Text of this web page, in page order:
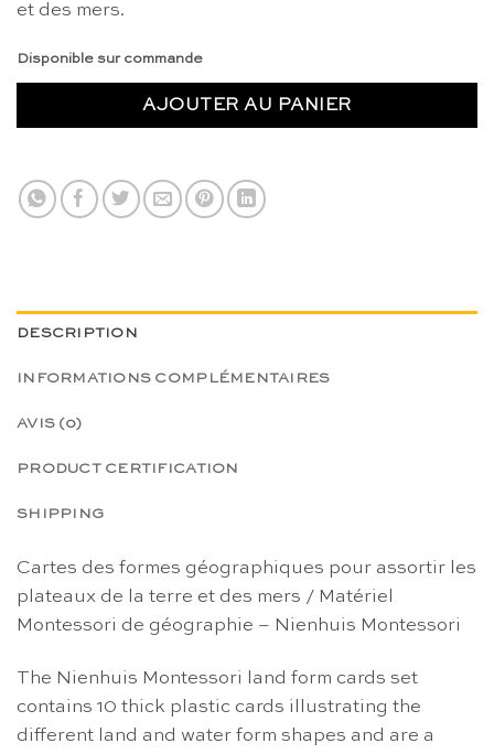
et des mers.
Disponible sur commande
AJOUTER AU PANIER
DESCRIPTION
INFORMATIONS COMPLÉMENTAIRES
AVIS (0)
PRODUCT CERTIFICATION
SHIPPING
Cartes des formes géographiques pour assortir les
plateaux de la terre et des mers / Matériel
Montessori de géographie – Nienhuis Montessori
The Nienhuis Montessori land form cards set
contains 10 thick plastic cards illustrating the
different land and water form shapes and are a